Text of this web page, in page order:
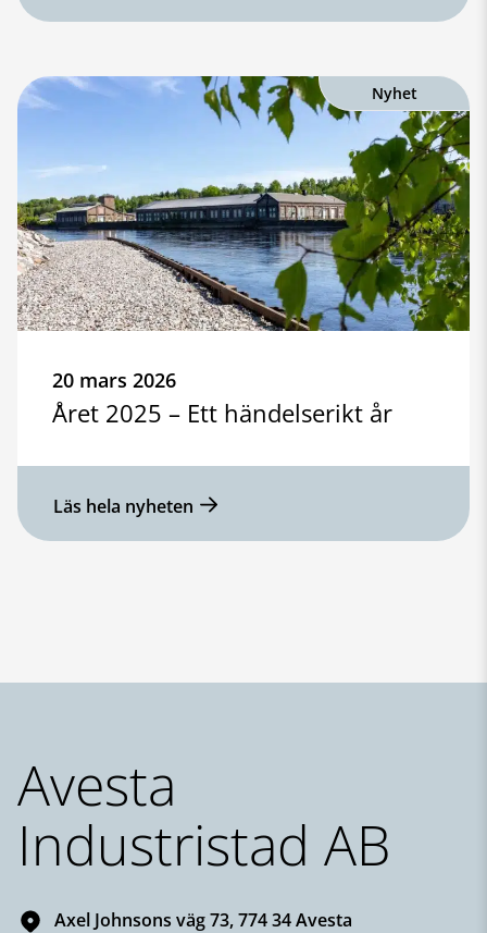
Nyhet
20 mars 2026
Året 2025 – Ett händelserikt år
Läs hela nyheten
Avesta
Industristad AB
Axel Johnsons väg 73, 774 34 Avesta